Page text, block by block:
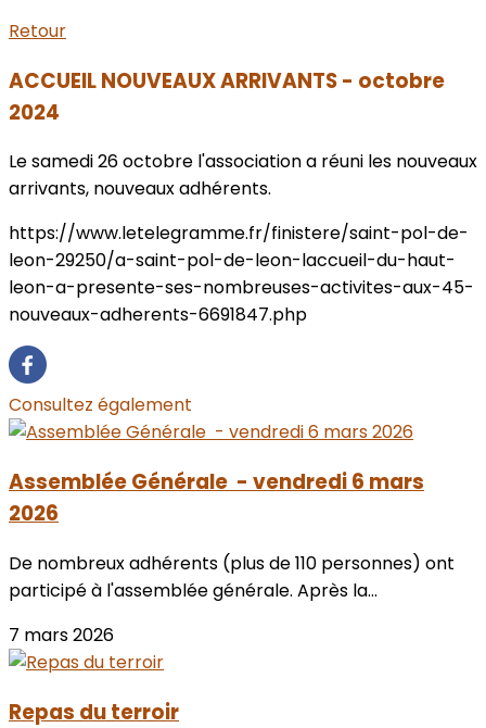
Retour
ACCUEIL NOUVEAUX ARRIVANTS - octobre
2024
Le samedi 26 octobre l'association a réuni les nouveaux
arrivants, nouveaux adhérents.
https://www.letelegramme.fr/finistere/saint-pol-de-
leon-29250/a-saint-pol-de-leon-laccueil-du-haut-
leon-a-presente-ses-nombreuses-activites-aux-45-
nouveaux-adherents-6691847.php
Consultez également
Assemblée Générale - vendredi 6 mars
2026
De nombreux adhérents (plus de 110 personnes) ont
participé à l'assemblée générale. Après la...
7 mars 2026
Repas du terroir